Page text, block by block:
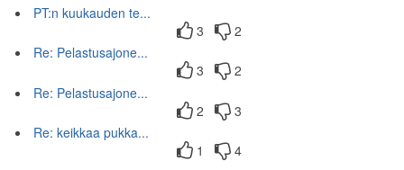
PT:n kuukauden te...
3
2
Re: Pelastusajone...
3
2
Re: Pelastusajone...
2
3
Re: keikkaa pukka...
1
4